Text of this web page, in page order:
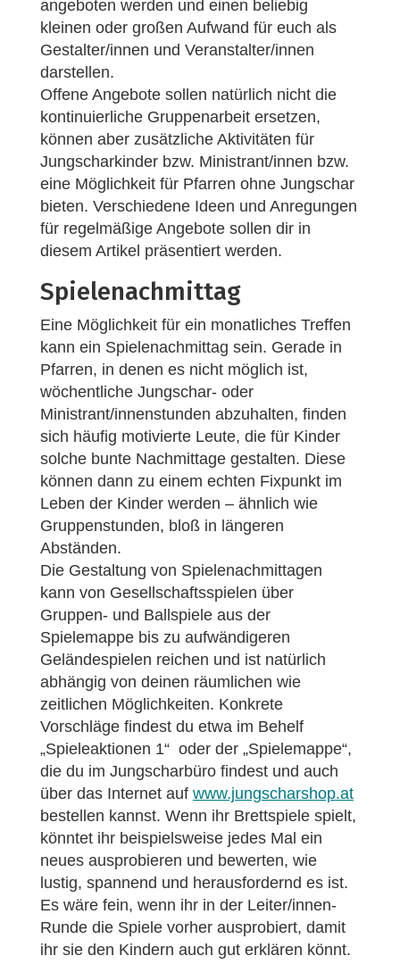
angeboten werden und einen beliebig
kleinen oder großen Aufwand für euch als
Gestalter/innen und Veranstalter/innen
darstellen.
Offene Angebote sollen natürlich nicht die
kontinuierliche Gruppenarbeit ersetzen,
können aber zusätzliche Aktivitäten für
Jungscharkinder bzw. Ministrant/innen bzw.
eine Möglichkeit für Pfarren ohne Jungschar
bieten. Verschiedene Ideen und Anregungen
für regelmäßige Angebote sollen dir in
diesem Artikel präsentiert werden.
Spielenachmittag
Eine Möglichkeit für ein monatliches Treffen
kann ein Spielenachmittag sein. Gerade in
Pfarren, in denen es nicht möglich ist,
wöchentliche Jungschar- oder
Ministrant/innenstunden abzuhalten, finden
sich häufig motivierte Leute, die für Kinder
solche bunte Nachmittage gestalten. Diese
können dann zu einem echten Fixpunkt im
Leben der Kinder werden – ähnlich wie
Gruppenstunden, bloß in längeren
Abständen.
Die Gestaltung von Spielenachmittagen
kann von Gesellschaftsspielen über
Gruppen- und Ballspiele aus der
Spielemappe bis zu aufwändigeren
Geländespielen reichen und ist natürlich
abhängig von deinen räumlichen wie
zeitlichen Möglichkeiten. Konkrete
Vorschläge findest du etwa im Behelf
„Spieleaktionen 1“ oder der „Spielemappe“,
die du im Jungscharbüro findest und auch
über das Internet auf www.jungscharshop.at
bestellen kannst. Wenn ihr Brettspiele spielt,
könntet ihr beispielsweise jedes Mal ein
neues ausprobieren und bewerten, wie
lustig, spannend und herausfordernd es ist.
Es wäre fein, wenn ihr in der Leiter/innen-
Runde die Spiele vorher ausprobiert, damit
ihr sie den Kindern auch gut erklären könnt.